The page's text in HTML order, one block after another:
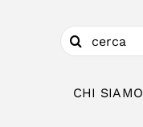
Cerca
per:
CHI SIAMO